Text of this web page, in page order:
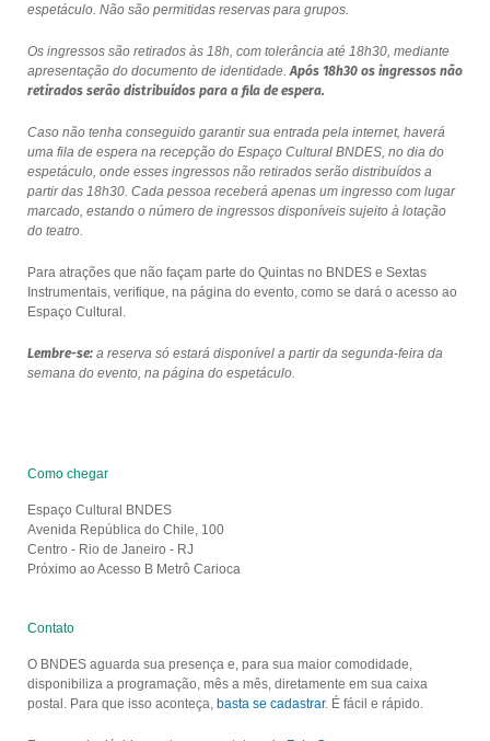
espetáculo. Não são permitidas reservas para grupos.
Os ingressos são retirados às 18h, com tolerância até 18h30, mediante
apresentação do documento de identidade.Após 18h30 os ingressos não
retirados serão distribuídos para a fila de espera.
Caso não tenha conseguido garantir sua entrada pela internet, haverá
uma fila de espera na recepção do Espaço Cultural BNDES, no dia do
espetáculo, onde esses ingressos não retirados serão distribuídos a
partir das 18h30. Cada pessoa receberá apenas um ingresso com lugar
marcado, estando o número de ingressos disponíveis sujeito à lotação
do teatro.
Para atrações que não façam parte do Quintas no BNDES e Sextas
Instrumentais, verifique, na página do evento, como se dará o acesso ao
Espaço Cultural.
Lembre-se:a reserva só estará disponível a partir da segunda-feira da
semana do evento, na página do espetáculo.
Como chegar
Espaço Cultural BNDES
Avenida República do Chile, 100
Centro - Rio de Janeiro - RJ
Próximo ao Acesso B Metrô Carioca
Contato
O BNDES aguarda sua presença e, para sua maior comodidade,
disponibiliza a programação, mês a mês, diretamente em sua caixa
postal. Para que isso aconteça, basta se cadastrar. É fácil e rápido.